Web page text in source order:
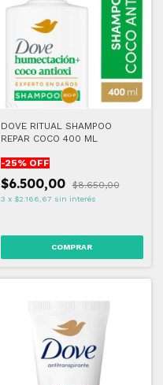
DOVE RITUAL SHAMPOO
REPAR COCO 400 ML
-25% OFF
$6.500,00 $8.650,00
3 x $2.166,67 sin interés